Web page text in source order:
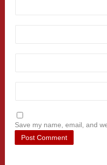
Save my name, email, and